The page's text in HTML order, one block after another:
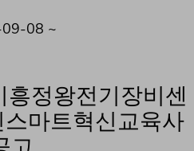
08 ~
흥정왕전기장비센
스마트혁신교육사